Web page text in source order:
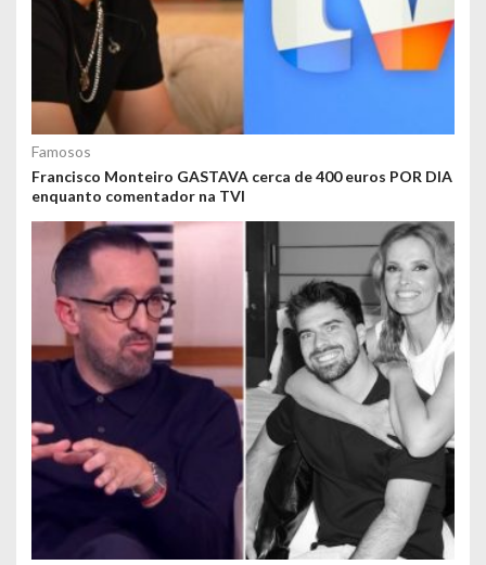
Famosos
Francisco Monteiro GASTAVA cerca de 400 euros POR DIA
enquanto comentador na TVI